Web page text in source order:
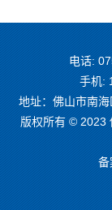
电话:
手机:
地址：佛山市南
版权所有 © 2023
备